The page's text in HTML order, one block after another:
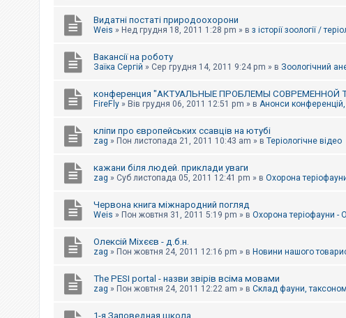
Видатні постаті природоохорони
Weis » Нед грудня 18, 2011 1:28 pm » в з історії зоології /
Вакансії на роботу
Заїка Сергій » Сер грудня 14, 2011 9:24 pm » в Зоологічний
конференция "АКТУАЛЬНЫЕ ПРОБЛЕМЫ СОВРЕМЕННОЙ
FireFly » Вів грудня 06, 2011 12:51 pm » в Анонси
кліпи про європейських ссавців на ютубі
zag » Пон листопада 21, 2011 10:43 am » в Теріологічне відео
кажани біля людей. приклади уваги
zag » Суб листопада 05, 2011 12:41 pm » в Охорона
Червона книга міжнародний погляд
Weis » Пон жовтня 31, 2011 5:19 pm » в Охорона теріофауни -
Олексій Міхєєв - д.б.н.
zag » Пон жовтня 24, 2011 12:16 pm » в Новини нашого
The PESI portal - назви звірів всіма мовами
zag » Пон жовтня 24, 2011 12:22 am » в Склад фауни,
1-я Заповедная школа